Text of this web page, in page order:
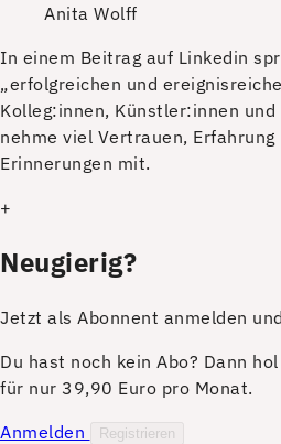
Anita Wolff
In einem Beitrag auf Linkedin
„erfolgreichen und
Kolleg:innen, Künstler:innen
nehme viel Vertrauen, Erfahrung
Erinnerungen mit.
+
Neugierig?
Jetzt als Abonnent anmelden
Du hast noch kein Abo? Dann
für nur 39,90 Euro pro Monat.
Anmelden
Registrieren